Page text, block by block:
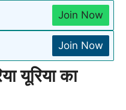
Join Now
Join Now
यूरिया का